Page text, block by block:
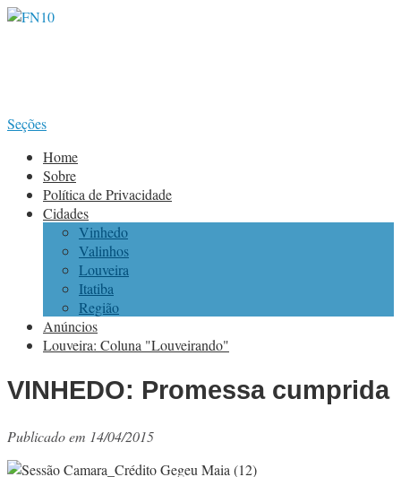
Seções
Home
Sobre
Política de Privacidade
Cidades
Vinhedo
Valinhos
Louveira
Itatiba
Região
Anúncios
Louveira: Coluna "Louveirando"
VINHEDO: Promessa cumprida
Publicado em 14/04/2015